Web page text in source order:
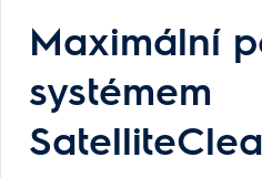
Maximální
systémem